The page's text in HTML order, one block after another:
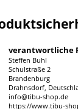
verantwortliche
Steffen Buhl
Schulstraße 2
Brandenburg
Drahnsdorf,
info@tibu-shop.de
https://www.tibu-